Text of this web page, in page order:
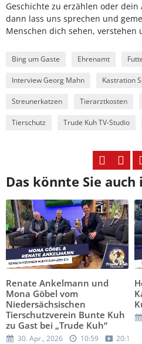
Geschichte zu erzählen oder
dann lass uns sprechen und
Menschen dich sehen, verstehen
Bing um Gaste Ehrenamt
Interview Georg Mahn Kastration
Streunerkatzen Tierarztkosten
Tierschutz Trude Kuh TV-Studio
Das könnte Sie
Renate Ankelmann und
Mona Göbel vom
Niedersächsischen
Tierschutzverein Bunte Kuh
zu Gast bei „Trude Kuh“
30. Apr., 2026 10:59 20:15